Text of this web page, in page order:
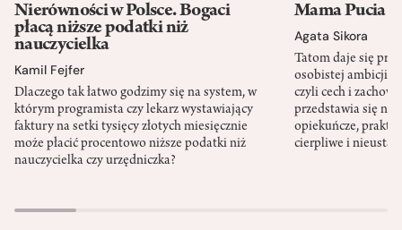
Nierówności w Polsce. Bogaci
płacą niższe podatki niż
nauczycielka
Kamil Fejfer
Dlaczego tak łatwo godzimy się na system, w
którym programista czy lekarz wystawiający
faktury na setki tysięcy złotych miesięcznie
może płacić procentowo niższe podatki niż
nauczycielka czy urzędniczka?
Mama Pucia
Agata Sikora
Tatom daje się
osobistej ambicji,
czyli cech i
przedstawia się
opiekuńcze,
cierpliwe i